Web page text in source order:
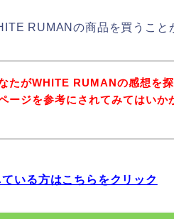
RUMANの商品を買うこと
たがWHITE RUMANの感想を
ージを参考にされてみてはいか
いる方はこちらをクリック